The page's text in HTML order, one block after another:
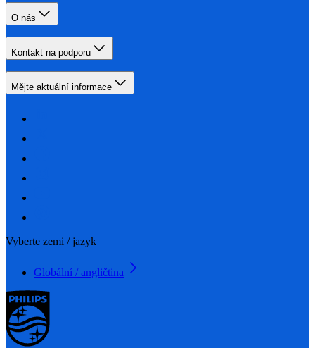
O nás
Kontakt na podporu
Mějte aktuální informace
Vyberte zemi / jazyk
Globální / angličtina